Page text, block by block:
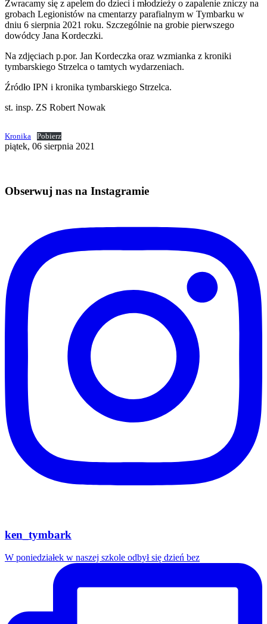
Zwracamy się z apelem do dzieci i młodzieży o zapalenie zniczy na
grobach Legionistów na cmentarzy parafialnym w Tymbarku w
dniu 6 sierpnia 2021 roku. Szczególnie na grobie pierwszego
dowódcy Jana Kordeczki.
Na zdjęciach p.por. Jan Kordeczka oraz wzmianka z kroniki
tymbarskiego Strzelca o tamtych wydarzeniach.
Źródło IPN i kronika tymbarskiego Strzelca.
st. insp. ZS Robert Nowak
Kronika Pobierz
piątek, 06 sierpnia 2021
Obserwuj nas na Instagramie
ken_tymbark
W poniedziałek w naszej szkole odbył się dzień bez